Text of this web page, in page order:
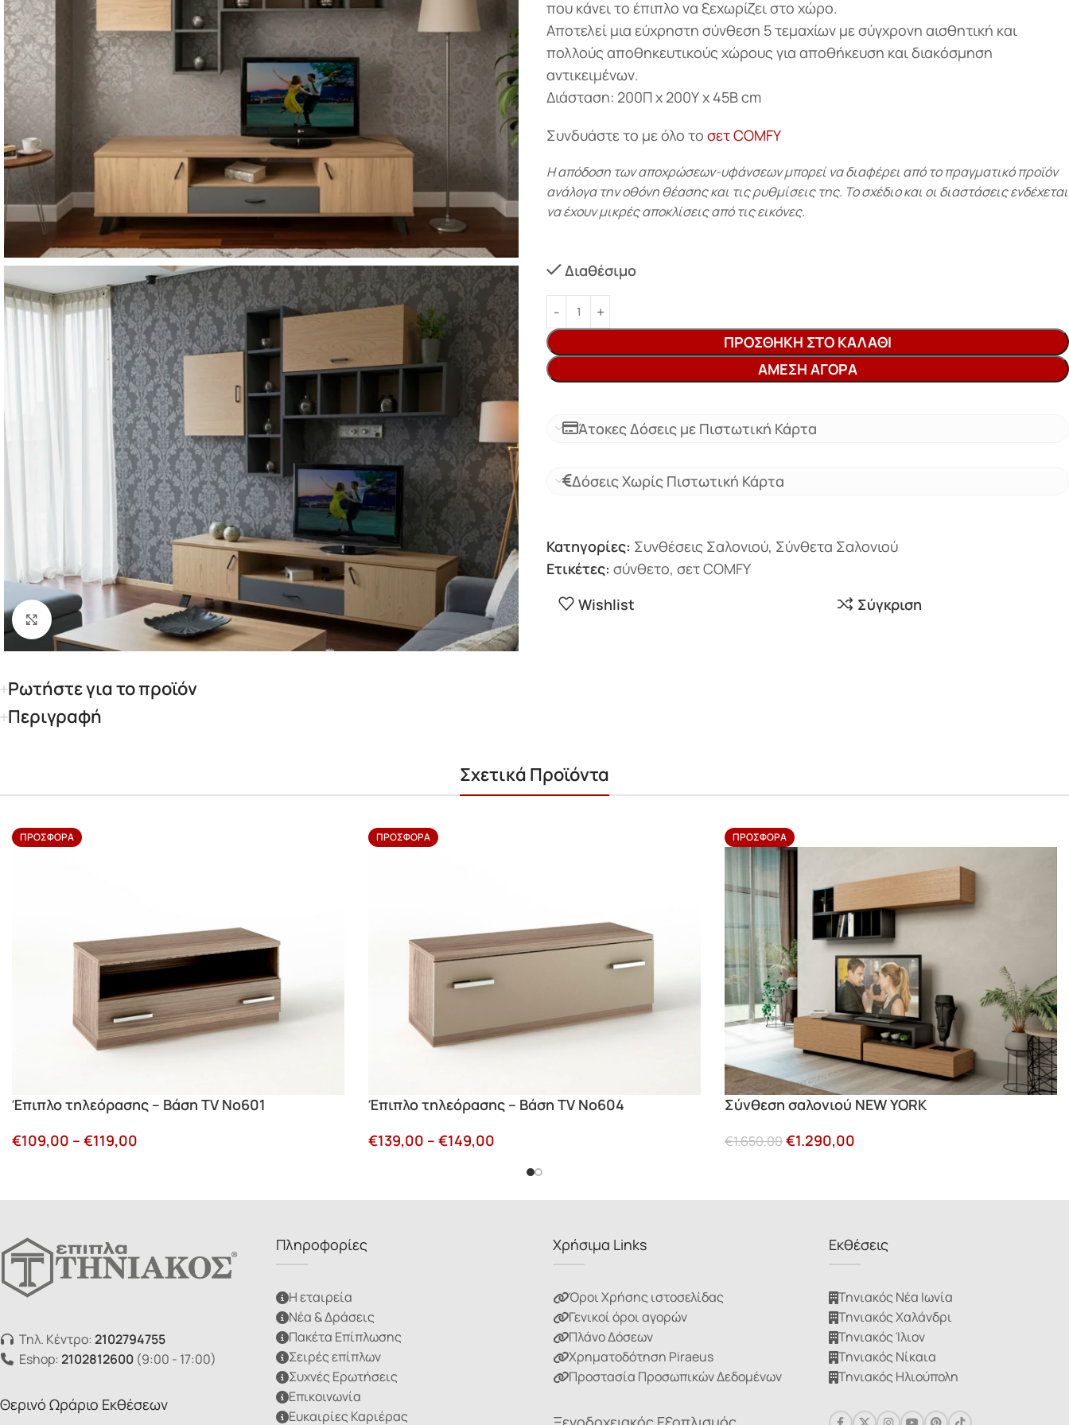
Κάντε κλικ για μεγέθυνση
που κάνει το έπιπλο να ξεχωρίζει στο χώρο.
Αποτελεί μια εύχρηστη σύνθεση 5 τεμαχίων με σύγχρονη αισθητική και
πολλούς αποθηκευτικούς χώρους για αποθήκευση και διακόσμηση
αντικειμένων.
Διάσταση: 200Π x 200Υ x 45Β cm
Συνδυάστε το με όλο το σετ COMFY
Η απόδοση των αποχρώσεων-υφάνσεων μπορεί να διαφέρει από το πραγματικό προϊόν
ανάλογα την οθόνη θέασης και τις ρυθμίσεις της. Το σχέδιο και οι διαστάσεις ενδέχεται
να έχουν μικρές αποκλίσεις από τις εικόνες.
Διαθέσιμο
ΠΡΟΣΘΉΚΗ ΣΤΟ ΚΑΛΆΘΙ
ΆΜΕΣΗ ΑΓΟΡΆ
Άτοκες Δόσεις με Πιστωτική Κάρτα
Δόσεις Χωρίς Πιστωτική Κάρτα
Κατηγορίες: Συνθέσεις Σαλονιού, Σύνθετα Σαλονιού
Ετικέτες: σύνθετο, σετ COMFY
Wishlist
Σύγκριση
Ρωτήστε για το προϊόν
Περιγραφή
Σχετικά Προϊόντα
ΠΡΟΣΦΟΡΆ
Έπιπλο τηλεόρασης – Βάση TV Νο601
€109,00 – €119,00
ΠΡΟΣΦΟΡΆ
Έπιπλο τηλεόρασης – Βάση TV Νο604
€139,00 – €149,00
ΠΡΟΣΦΟΡΆ
Σύνθεση σαλονιού NEW YORK
€1.650,00€1.290,00
Τηλ. Κέντρο: 2102794755
Eshop: 2102812600 (9:00 - 17:00)
Θερινό Ωράριο Εκθέσεων
Πληροφορίες
Η εταιρεία
Νέα & Δράσεις
Πακέτα Επίπλωσης
Σειρές επίπλων
Συχνές Ερωτήσεις
Επικοινωνία
Ευκαιρίες Καριέρας
Χρήσιμα Links
Όροι Χρήσης ιστοσελίδας
Γενικοί όροι αγορών
Πλάνο Δόσεων
Χρηματοδότηση Piraeus
Προστασία Προσωπικών Δεδομένων
Εκθέσεις
Τηνιακός Νέα Ιωνία
Τηνιακός Χαλάνδρι
Τηνιακός Ίλιον
Τηνιακός Νίκαια
Τηνιακός Ηλιούπολη